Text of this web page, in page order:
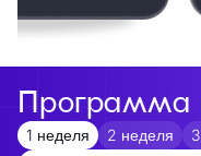
Программа
1 неделя 2 неделя